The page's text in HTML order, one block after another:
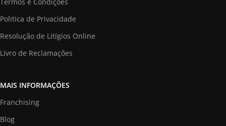
Politica de Privacidade
Resolução de Litígios Online
Livro de Reclamações
MAIS INFORMAÇÕES
Franchising
Blog